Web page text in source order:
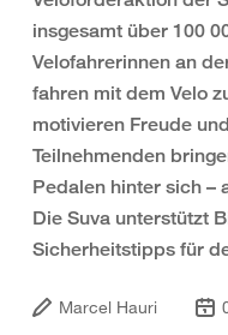
insgesamt über 100
Velofahrerinnen an
fahren mit dem Velo
motivieren Freude
Teilnehmenden
Pedalen hinter sich –
Die Suva unterstützt
Sicherheitstipps für
Marcel Hauri